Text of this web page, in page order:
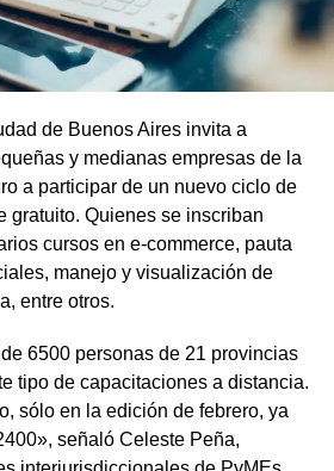
de Buenos Aires invita a
y medianas empresas de la
a participar de un nuevo ciclo de
gratuito. Quienes se inscriban
cursos en e-commerce, pauta
manejo y visualización de
entre otros.
6500 personas de 21 provincias
tipo de capacitaciones a distancia.
sólo en la edición de febrero, ya
señaló Celeste Peña,